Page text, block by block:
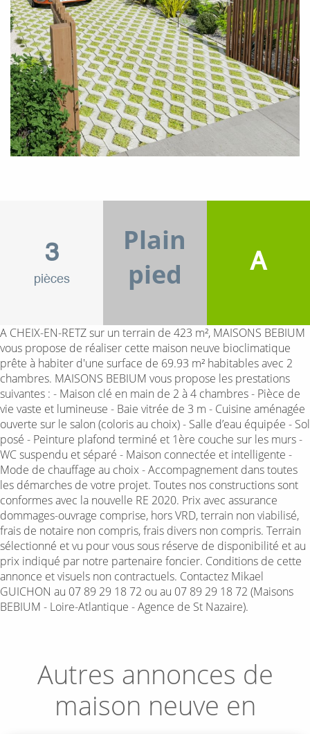
3
pièces
Plain
pied
A
A CHEIX-EN-RETZ sur un terrain de 423 m², MAISONS BEBIUM
vous propose de réaliser cette maison neuve bioclimatique
prête à habiter d'une surface de 69.93 m² habitables avec 2
chambres. MAISONS BEBIUM vous propose les prestations
suivantes : - Maison clé en main de 2 à 4 chambres - Pièce de
vie vaste et lumineuse - Baie vitrée de 3 m - Cuisine aménagée
ouverte sur le salon (coloris au choix) - Salle d’eau équipée - Sol
posé - Peinture plafond terminé et 1ère couche sur les murs -
WC suspendu et séparé - Maison connectée et intelligente -
Mode de chauffage au choix - Accompagnement dans toutes
les démarches de votre projet. Toutes nos constructions sont
conformes avec la nouvelle RE 2020. Prix avec assurance
dommages-ouvrage comprise, hors VRD, terrain non viabilisé,
frais de notaire non compris, frais divers non compris. Terrain
sélectionné et vu pour vous sous réserve de disponibilité et au
prix indiqué par notre partenaire foncier. Conditions de cette
annonce et visuels non contractuels. Contactez Mikael
GUICHON au 07 89 29 18 72 ou au 07 89 29 18 72 (Maisons
BEBIUM - Loire-Atlantique - Agence de St Nazaire).
Autres annonces de
maison neuve en